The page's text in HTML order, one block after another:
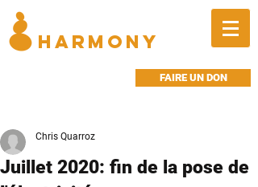
HARMONY
FAIRE UN DON
Juillet 2020: fin de la pose de
Chris Quarroz